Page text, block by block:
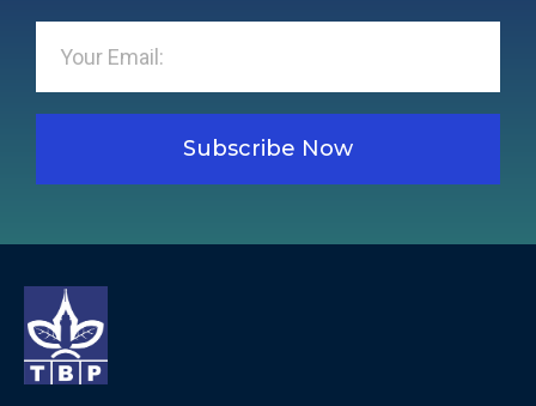
Subscribe Now